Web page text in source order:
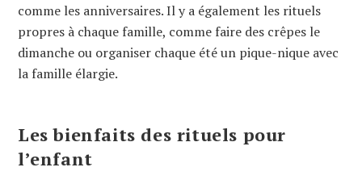
comme les anniversaires. Il y a également les rituels
propres à chaque famille, comme faire des crêpes le
dimanche ou organiser chaque été un pique-nique avec
la famille élargie.
Les bienfaits des rituels pour
l’enfant